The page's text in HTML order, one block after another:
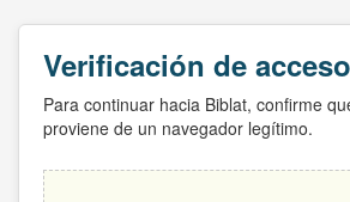
Verificación de acceso
Para continuar hacia Biblat, confirme
proviene de un navegador legítimo.